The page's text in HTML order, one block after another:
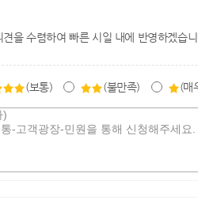
을 수렴하여 빠른 시일 내에 반영하겠습니
(보통) (불만족) (매